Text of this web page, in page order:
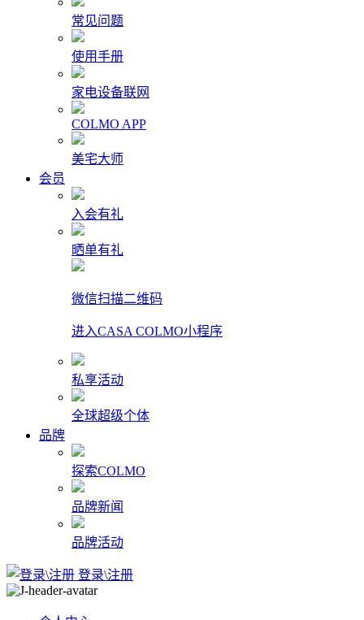
常见问题
使用手册
家电设备联网
COLMO APP
美宅大师
会员
入会有礼
晒单有礼
微信扫描二维码
进入CASA COLMO小程序
私享活动
全球超级个体
品牌
探索COLMO
品牌新闻
品牌活动
登录\注册